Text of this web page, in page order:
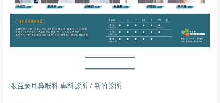
張益豪耳鼻喉科 專科診所 / 新竹診所